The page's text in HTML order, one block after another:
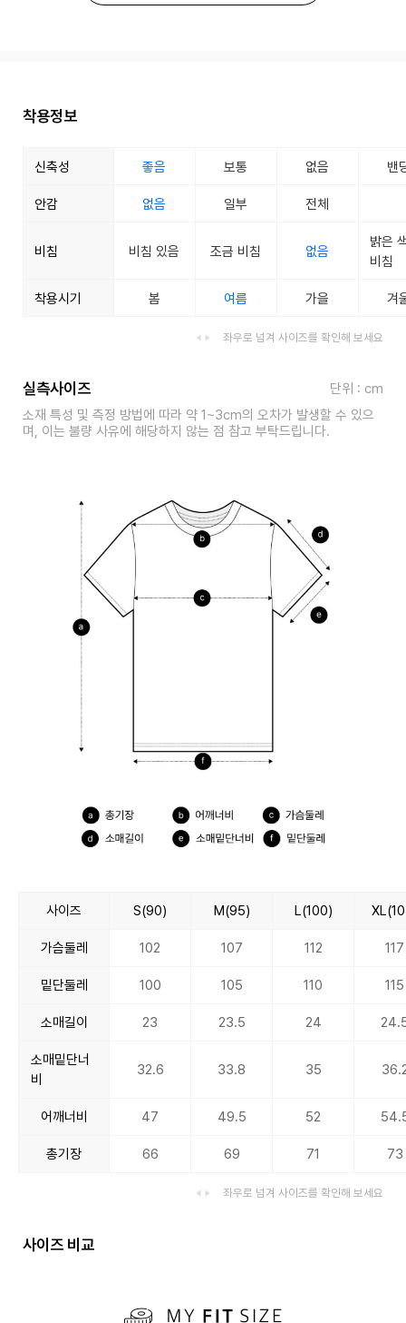
착용정보
신축성 좋음 보통 없음 밴
안감 없음 일부 전체
비침 비침 있음 조금 비침 없음
밝은
비침
착용시기 봄 여름 가을 겨
좌우로 넘겨 사이즈를 확인해 보세요
실측사이즈
단위 : cm
소재 특성 및 측정 방법에 따라 약 1~3cm의 오차가 발생할 수 있으
며, 이는 불량 사유에 해당하지 않는 점 참고 부탁드립니다.
사이즈 S(90) M(95) L(100)
가슴둘레 102 107 112 117
밑단둘레 100 105 110 115
소매길이 23 23.5 24
소매밑단너
비
32.6 33.8 35
어깨너비 47 49.5 52
총기장 66 69 71 73
좌우로 넘겨 사이즈를 확인해 보세요
사이즈 비교